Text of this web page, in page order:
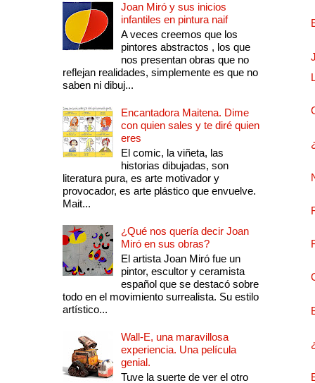
Joan Miró y sus inicios
infantiles en pintura naif
A veces creemos que los
pintores abstractos , los que
nos presentan obras que no
reflejan realidades, simplemente es que no
saben ni dibuj...
Encantadora Maitena. Dime
con quien sales y te diré quien
eres
El comic, la viñeta, las
historias dibujadas, son
literatura pura, es arte motivador y
provocador, es arte plástico que envuelve.
Mait...
¿Qué nos quería decir Joan
Miró en sus obras?
El artista Joan Miró fue un
pintor, escultor y ceramista
español que se destacó sobre
todo en el movimiento surrealista. Su estilo
artístico...
Wall-E, una maravillosa
experiencia. Una película
genial.
Tuve la suerte de ver el otro